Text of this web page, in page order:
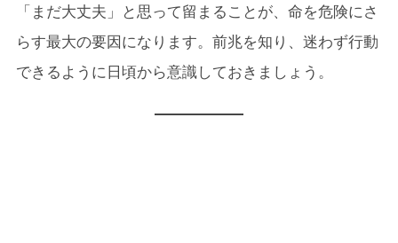
「まだ大丈夫」と思って留まることが、命を危険にさ
らす最大の要因になります。前兆を知り、迷わず行動
できるように日頃から意識しておきましょう。